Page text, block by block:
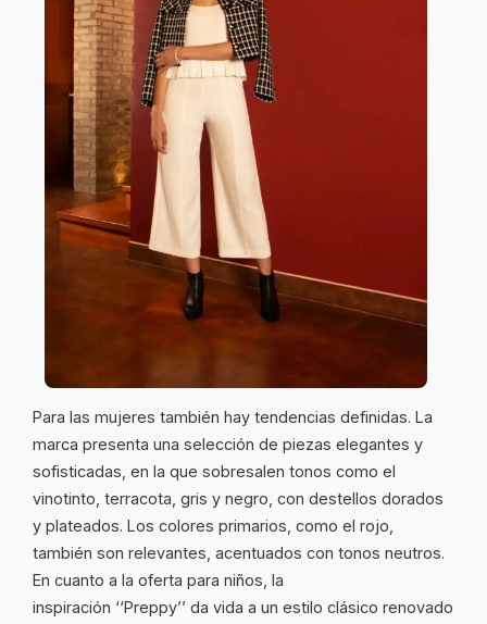
Para las mujeres también hay tendencias definidas. La
marca presenta una selección de piezas elegantes y
sofisticadas, en la que sobresalen tonos como el
vinotinto, terracota, gris y negro, con destellos dorados
y plateados. Los colores primarios, como el rojo,
también son relevantes, acentuados con tonos neutros.
En cuanto a la oferta para niños, la
inspiración ‘‘Preppy’’ da vida a un estilo clásico renovado